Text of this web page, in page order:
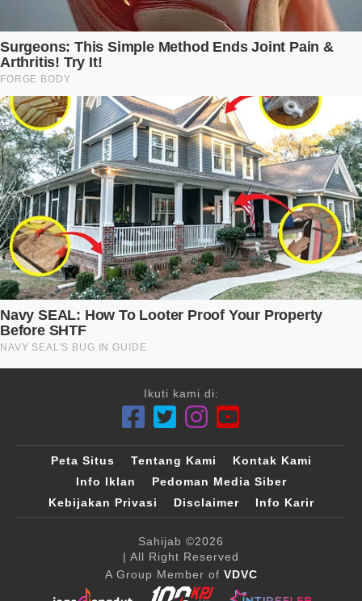
Ikuti kami di:
Peta Situs Tentang Kami
Kontak Kami
Info Iklan
Pedoman Media Siber
Kebijakan Privasi
Disclaimer Info Karir
Sahijab ©2026
| All Right Reserved
A Group Member of VDVC